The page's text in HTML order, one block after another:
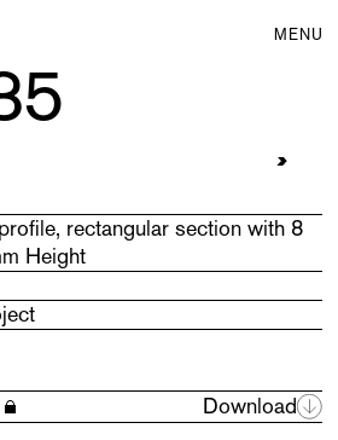
MENU
rectangular section with 8
Height
Download